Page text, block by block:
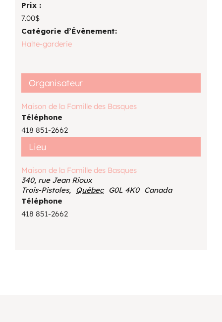
Prix :
7.00$
Catégorie d’Évènement:
Halte-garderie
Lieu
Maison de la Famille des Basques
340, rue Jean Rioux
Trois-Pistoles, Québec G0L 4K0 Canada
Téléphone
418 851-2662
Organisateur
Maison de la Famille des Basques
Téléphone
418 851-2662